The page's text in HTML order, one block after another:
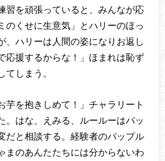
習を頑張っていると、みんなが応
のくせに生意気」とハリーのほっ
、ハリーは人間の姿になりお返し
応援するからな！」ほまれは恥ず
しまう。
芋を抱きしめて！」チャラリート
。はな、えみる、ルールーはパッ
だと相談する。経験者のパップル
まのあんたたちには分からないわ